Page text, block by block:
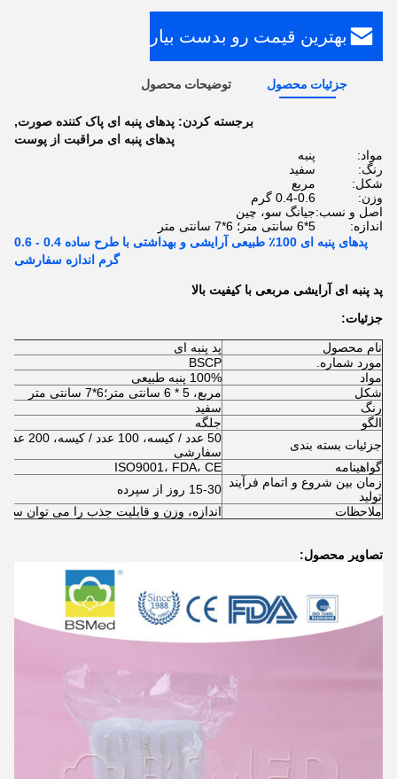
بهترین قیمت رو بدست بیار
جزئیات محصول توضیحات محصول
برجسته کردن: پدهای پنبه ای پاک کننده صورت,
پدهای پنبه ای مراقبت از پوست
مواد:
پنبه
رنگ:
سفید
شکل:
مربع
وزن:
0.4-0.6 گرم
اصل و نسب:جیانگ سو، چین
اندازه:
5*6 سانتی متر؛ 6*7 سانتی متر
پدهای پنبه ای 100٪ طبیعی آرایشی و بهداشتی با طرح ساده 0.4 - 0.6
گرم اندازه سفارشی
پد پنبه ای آرایشی مربعی با کیفیت بالا
جزئیات:
نام محصول
پد پنبه ای
مورد شماره.
BSCP
مواد
100% پنبه طبیعی
شکل
مربع، 5 * 6 سانتی متر؛6*7 سانتی متر
رنگ
سفید
الگو
جلگه
جزئیات بسته بندی
50 عدد / کیسه،
سفارشی
گواهینامه
ISO9001، FDA، CE
زمان بین شروع و اتمام فرآیند
تولید
15-30 روز از سپرده
ملاحظات
اندازه، وزن و قابلیت جذب را می توان
تصاویر محصول: